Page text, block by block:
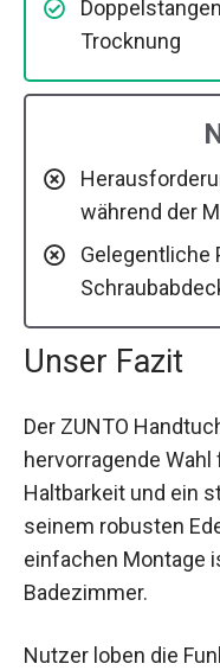
Trocknung
während der
Gelegentliche
Unser Fazit
Der ZUNTO
hervorragende
Haltbarkeit und ein
seinem robusten
einfachen Montage
Badezimmer.
Nutzer loben die